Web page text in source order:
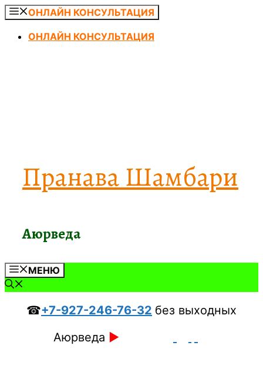
Перейти
содержимому
ОНЛАЙН КОНСУЛЬТАЦИЯ
ОНЛАЙН КОНСУЛЬТАЦИЯ
Пранава Шамбари
Аюрведа
МЕНЮ
☎+7-927-246-76-32 без выходных
Аюрведа ►